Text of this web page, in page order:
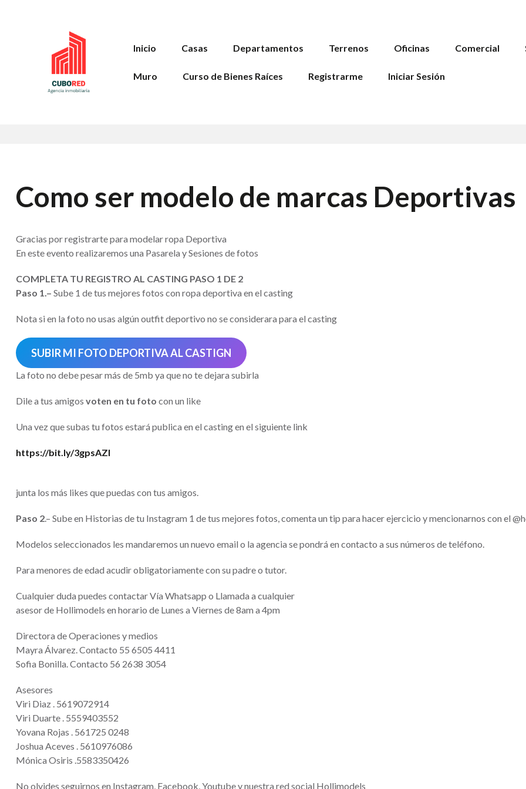
Inicio Casas Departamentos Terrenos Oficinas Comercial
Muro Curso de Bienes Raíces Registrarme Iniciar Sesión
Como ser modelo de marcas Deportivas
Gracias por registrarte para modelar ropa Deportiva
En este evento realizaremos una Pasarela y Sesiones de fotos
COMPLETA TU REGISTRO AL CASTING PASO 1 DE 2
Paso 1.– Sube 1 de tus mejores fotos con ropa deportiva en el casting
Nota si en la foto no usas algún outfit deportivo no se considerara para el casting
SUBIR MI FOTO DEPORTIVA AL CASTIGN
La foto no debe pesar más de 5mb ya que no te dejara subirla
Dile a tus amigos voten en tu foto con un like
Una vez que subas tu fotos estará publica en el casting en el siguiente link
https://bit.ly/3gpsAZI
junta los más likes que puedas con tus amigos.
Paso 2.– Sube en Historias de tu Instagram 1 de tus mejores fotos, comenta un tip para hacer ejercicio y mencionarnos con el
Modelos seleccionados les mandaremos un nuevo email o la agencia se pondrá en contacto a sus números de teléfono.
Para menores de edad acudir obligatoriamente con su padre o tutor.
Cualquier duda puedes contactar Vía Whatsapp o Llamada a cualquier
asesor de Hollimodels en horario de Lunes a Viernes de 8am a 4pm
Directora de Operaciones y medios
Mayra Álvarez. Contacto 55 6505 4411
Sofia Bonilla. Contacto 56 2638 3054
Asesores
Viri Diaz . 5619072914
Viri Duarte . 5559403552
Yovana Rojas . 561725 0248
Joshua Aceves . 5610976086
Mónica Osiris .5583350426
No olvides seguirnos en Instagram, Facebook, Youtube y nuestra red social Hollimodels